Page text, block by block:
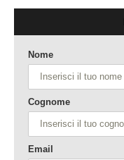
Nome
Cognome
Email